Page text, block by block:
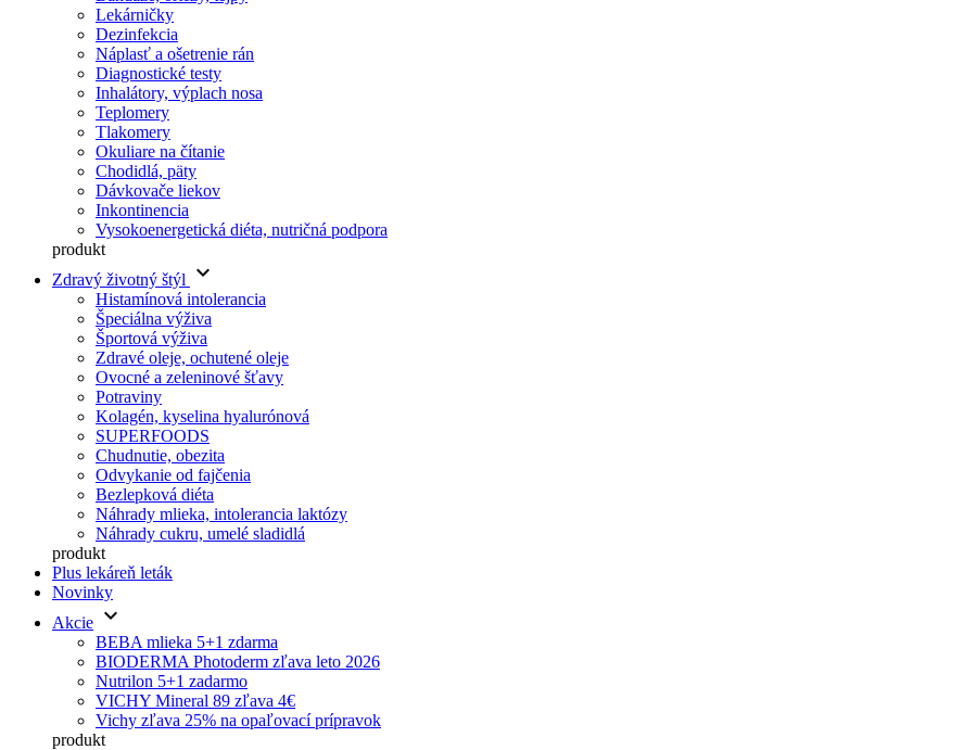
Lekárničky
Dezinfekcia
Náplasť a ošetrenie rán
Diagnostické testy
Inhalátory, výplach nosa
Teplomery
Tlakomery
Okuliare na čítanie
Chodidlá, päty
Dávkovače liekov
Inkontinencia
Vysokoenergetická diéta, nutričná podpora
produkt
Zdravý životný štýl
keyboard_arrow_down
Histamínová intolerancia
Špeciálna výživa
Športová výživa
Zdravé oleje, ochutené oleje
Ovocné a zeleninové šťavy
Potraviny
Kolagén, kyselina hyalurónová
SUPERFOODS
Chudnutie, obezita
Odvykanie od fajčenia
Bezlepková diéta
Náhrady mlieka, intolerancia laktózy
Náhrady cukru, umelé sladidlá
produkt
Plus lekáreň leták
Novinky
Akcie keyboard_arrow_down
BEBA mlieka 5+1 zdarma
BIODERMA Photoderm zľava leto 2026
Nutrilon 5+1 zadarmo
VICHY Mineral 89 zľava 4€
Vichy zľava 25% na opaľovací prípravok
produkt